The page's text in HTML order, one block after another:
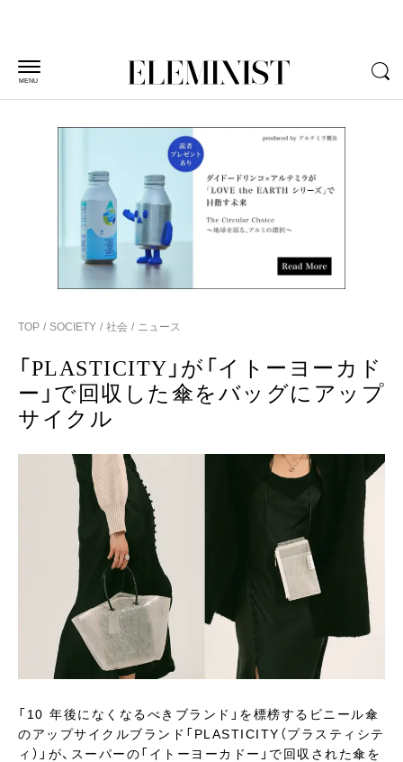
MENU
TOP SOCIETY 社会 ニュース
「PLASTICITY」が「イトーヨーカド
ー」で回収した傘をバッグにアップ
サイクル
「10 年後になくなるべきブランド」を標榜するビニール傘
のアップサイクルブランド「PLASTICITY（プラスティシテ
ィ）」が、スーパーの「イトーヨーカドー」で回収された傘を